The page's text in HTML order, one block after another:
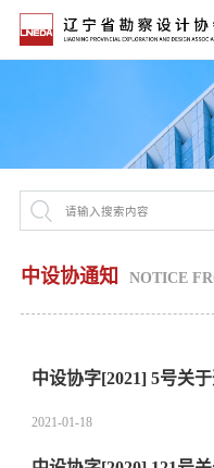
中设协通知 NOTICE
2021-01-18